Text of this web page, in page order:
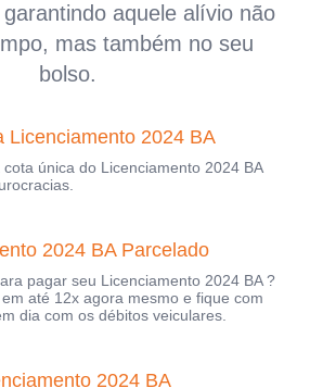
garantindo aquele alívio não
mas também no seu
bolso.
Licenciamento 2024 BA
única do Licenciamento 2024 BA
2024 BA Parcelado
pagar seu Licenciamento 2024 BA ?
até 12x agora mesmo e fique com
dia com os débitos veiculares.
2024 BA